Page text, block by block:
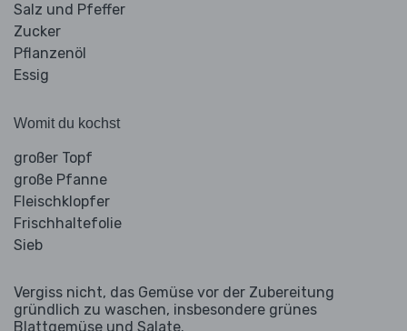
Salz und Pfeffer
Zucker
Pflanzenöl
Essig
Womit du kochst
großer Topf
große Pfanne
Fleischklopfer
Frischhaltefolie
Sieb
Vergiss nicht, das Gemüse vor der Zubereitung
gründlich zu waschen, insbesondere grünes
Blattgemüse und Salate.